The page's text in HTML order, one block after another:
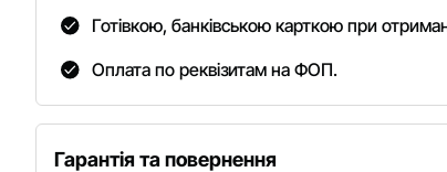
Готівкою, банківською карткою при
Оплата по реквізитам на ФОП.
Гарантія та повернення